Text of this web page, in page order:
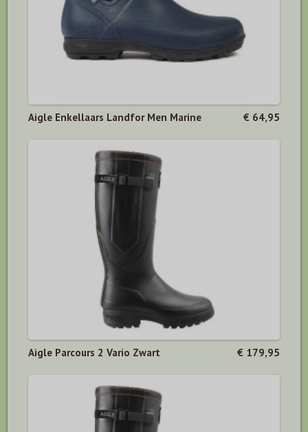
Aigle Enkellaars Landfor Men Marine € 64,95
Aigle Parcours 2 Vario Zwart € 179,95